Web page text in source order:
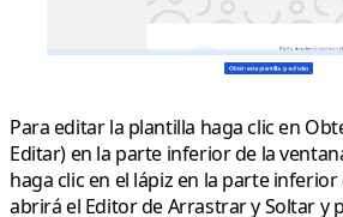
Para editar la plantilla haga clic en
Editar)en la parte inferior de la
haga clic en el lápiz en la parte inferior
abrirá el Editor de Arrastrar y Soltar y